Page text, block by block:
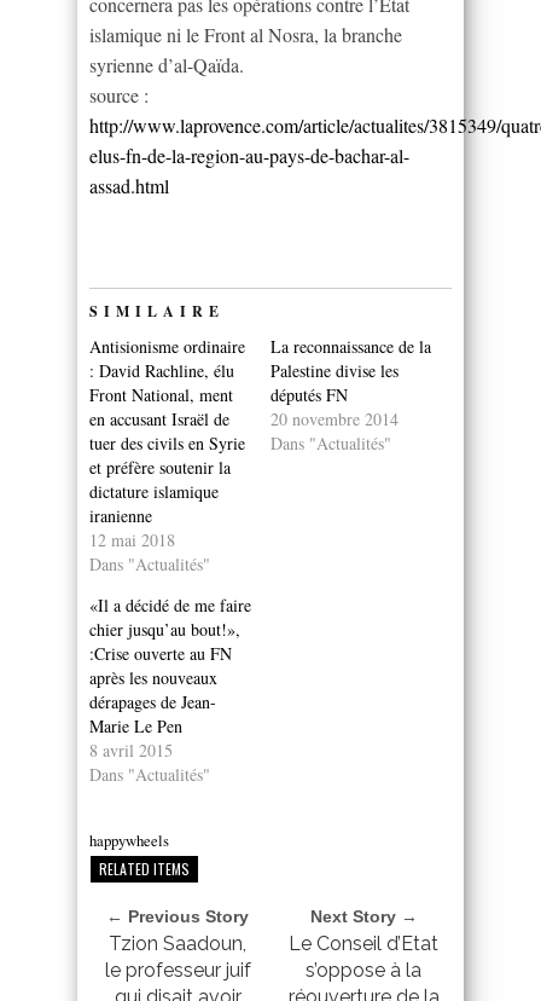
islamique ni le Front al Nosra, la branche
syrienne d’al-Qaïda.
source :
http://www.laprovence.com/article/actualites/3815349/
elus-fn-de-la-region-au-pays-de-bachar-al-
assad.html
SIMILAIRE
Antisionisme ordinaire
: David Rachline, élu
Front National, ment
en accusant Israël de
tuer des civils en Syrie
et préfère soutenir la
dictature islamique
iranienne
12 mai 2018
Dans "Actualités"
La reconnaissance de la
Palestine divise les
députés FN
20 novembre 2014
Dans "Actualités"
«Il a décidé de me faire
chier jusqu’au bout!»,
:Crise ouverte au FN
après les nouveaux
dérapages de Jean-
Marie Le Pen
8 avril 2015
Dans "Actualités"
happywheels
RELATED ITEMS
← Previous Story
Tzion Saadoun,
le professeur juif
Next Story →
Le Conseil d’Etat
s’oppose à la